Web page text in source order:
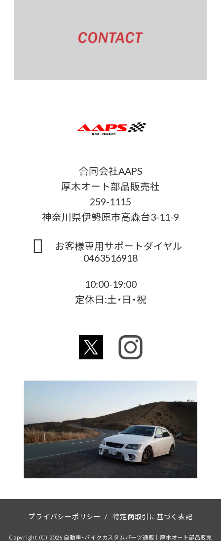
合同会社AAPS
厚木オート部品販売社
259-1115
神奈川県伊勢原市高森台3-11-9
お客様専用サポートダイヤル
0463516918
10:00-19:00
定休日:土・日・祝
プライバシーポリシー / 特定商取引に基づく表記
Copyright (C) 2026 自動車・バイクカスタムパーツ通販｜厚木オート部品販売